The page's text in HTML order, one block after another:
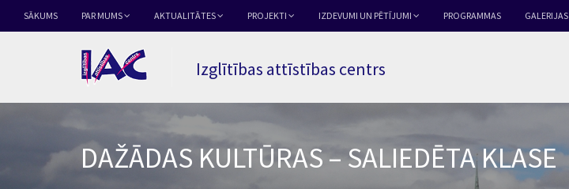
SĀKUMS PAR MUMS AKTUALITĀTES PROJEKTI IZDEVUMI UN PĒTĪJUMI PROGRAMMAS GALERIJAS
Izglītības attīstības centrs
DAŽĀDAS KULTŪRAS – SALIEDĒTA KLASE